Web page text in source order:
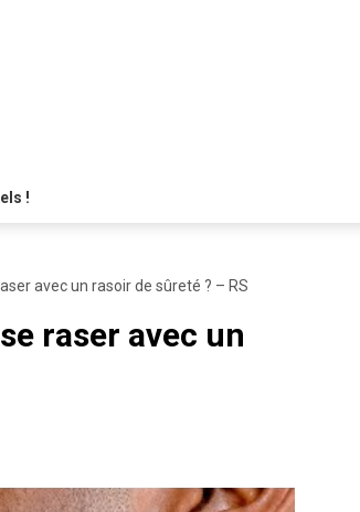
!
avec un rasoir de sûreté ? – RS
raser avec un